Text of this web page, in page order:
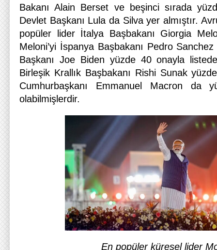
Bakanı Alain Berset ve beşinci sırada
Devlet Başkanı Lula da Silva yer almıştır.
popüler lider İtalya Başbakanı Giorgia
Meloni’yi İspanya Başbakanı Pedro
Başkanı Joe Biden yüzde 40 onayla
Birleşik Krallık Başbakanı Rishi Sunak
Cumhurbaşkanı Emmanuel Macron da
olabilmişlerdir.
En popüler küresel lider